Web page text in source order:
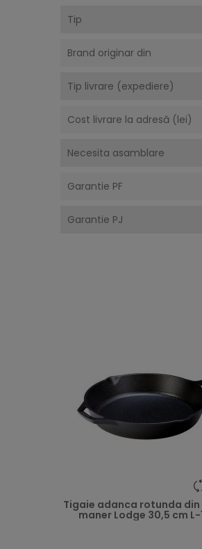
Tip
Brand originar din
Tip livrare (expediere)
Cost livrare la adresă (lei)
Necesita asamblare
Garantie PF
Garantie PJ
Tigaie adanca rotunda
maner Lodge 30,5 cm L-